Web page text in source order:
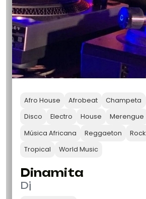
Afro House Afrobeat Champeta
Disco
Electro House
Merengue
Música Africana
Reggaeton Rock
Tropical
World Music
Dinamita
Dj